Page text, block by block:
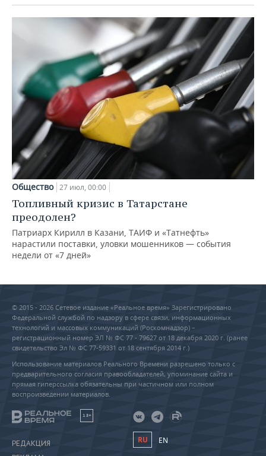
Общество 27 июл, 00:00
Топливный кризис в Татарстане
преодолен?
Патриарх Кирилл в Казани, ТАИФ и «Татнефть»
нарастили поставки, уловки мошенников — события
недели от «7 дней»
© 2015 - 2026 Сетевое издание «Реальное время» Зарегистрировано
Федеральной службой по надзору в сфере связи, информационных
технологий и массовых коммуникаций (Роскомнадзор) –
регистрационный номер ЭЛ № ФС 77 - 79627 от 18 декабря 2020 г. (ранее
свидетельство Эл № ФС 77-59331 от 18 сентября 2014 г.)
Использование материалов Реального Времени разрешено только с
предварительного согласия правообладателей, упоминание сайта и
прямая гиперссылка обязательны при частичном или полном
воспроизведении материалов.
18+
РЕДАКЦИЯ
RU EN